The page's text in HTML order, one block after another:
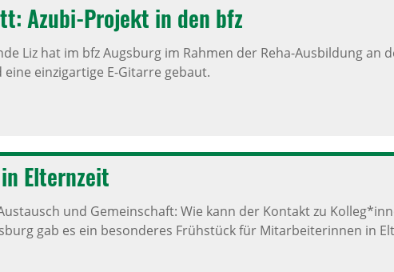
Azubi-Projekt in den bfz
Liz hat im bfz Augsburg im Rahmen der Reha-Ausbildung an
einzigartige E-Gitarre gebaut.
Eltern­zeit
und Gemeinschaft: Wie kann der Kontakt zu
gab es ein besonderes Frühstück für Mitarbeiterinnen in